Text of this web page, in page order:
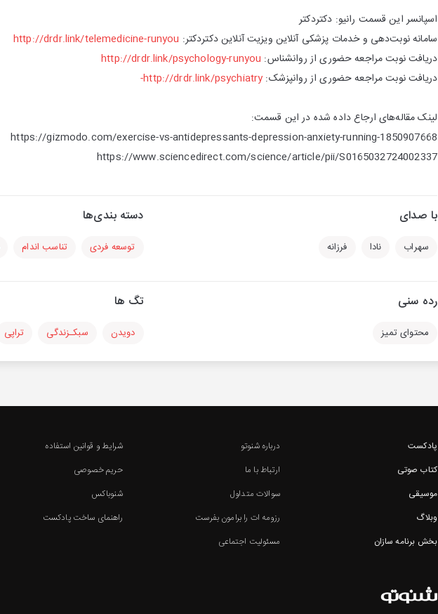
اسپانسر این قسمت رانیو: دکتردکتر
سامانه نوبت‌دهی و خدمات پزشکی آنلاین ویزیت آنلاین دکتردکتر: http://drdr.link/telemedicine-runyou
دریافت نوبت مراجعه حضوری از روانشناس: http://drdr.link/psychology-runyou
دریافت نوبت مراجعه حضوری از روانپزشک: http://drdr.link/psychiatry-
لینک مقاله‌های ارجاع داده شده در این قسمت:
https://gizmodo.com/exercise-vs-antidepressants-depression-anxiety-running-1850907668
https://www.sciencedirect.com/science/article/pii/S0165032724002337
با صدای
سهراب نادا فرزانه
دسته بندی‌ها
توسعه فردی تناسب اندام
رده سنی
محتوای تمیز
تگ ها
دویدن سبکـزندگی تراپی
پادکست
کتاب صوتی
موسیقی
وبلاگ
بخش برنامه سازان
درباره شنوتو
ارتباط با ما
سوالات متداول
رزومه ات را برامون بفرست
مسئولیت اجتماعی
شرایط و قوانین استفاده
حریم خصوصی
شنوباکس
راهنمای ساخت پادکست